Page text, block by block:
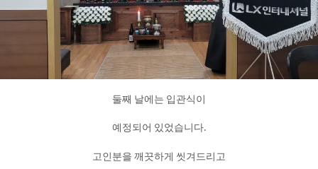
둘째 날에는 입관식이
예정되어 있었습니다.
고인분을 깨끗하게 씻겨드리고